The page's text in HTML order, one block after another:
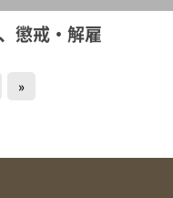
懲戒・解雇
»